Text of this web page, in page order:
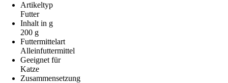
Artikeltyp
Futter
Inhalt in g
200 g
Futtermittelart
Alleinfuttermittel
Geeignet für
Katze
Zusammensetzung